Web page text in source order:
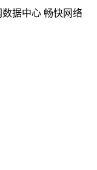
据中心 畅快网络